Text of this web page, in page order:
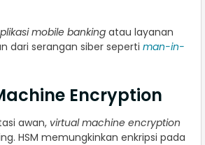
mobile banking atau layanan
dari serangan siber seperti man-in-
Encryption
awan, virtual machine encryption
HSM memungkinkan enkripsi pada